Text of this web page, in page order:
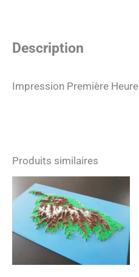
Description
Impression Première Heure
Produits similaires